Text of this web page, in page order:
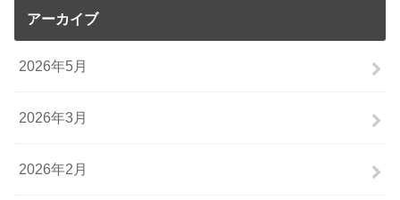
アーカイブ
2026年5月
2026年3月
2026年2月